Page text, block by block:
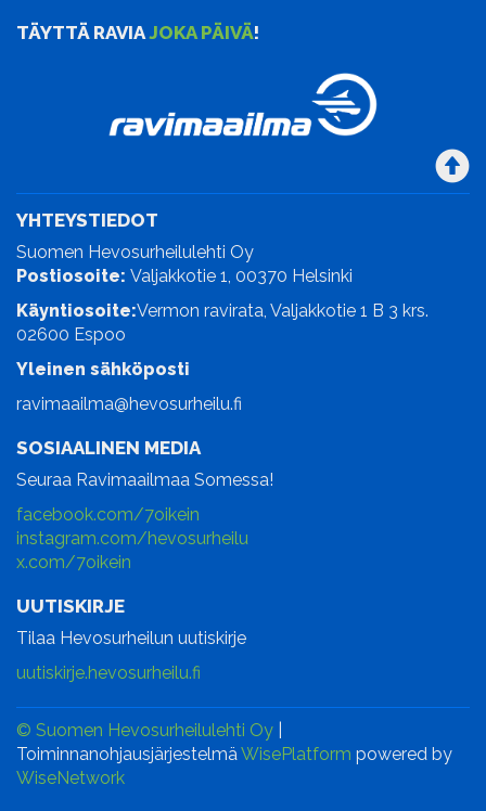
TÄYTTÄ RAVIAJOKA PÄIVÄ!
YHTEYSTIEDOT
Suomen Hevosurheilulehti Oy
Postiosoite: Valjakkotie 1, 00370 Helsinki
Käyntiosoite:Vermon ravirata, Valjakkotie 1 B 3 krs.
02600 Espoo
Yleinen sähköposti
ravimaailma@hevosurheilu.fi
SOSIAALINEN MEDIA
Seuraa Ravimaailmaa Somessa!
facebook.com/7oikein
instagram.com/hevosurheilu
x.com/7oikein
UUTISKIRJE
Tilaa Hevosurheilun uutiskirje
uutiskirje.hevosurheilu.fi
© Suomen Hevosurheilulehti Oy
ToiminnanohjausjärjestelmäWisePlatform powered by
WiseNetwork